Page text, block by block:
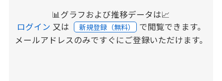
📊グラフおよび推移データは📈
ログイン 又は 新規登録（無料） で閲覧できます。
メールアドレスのみですぐにご登録いただけます。